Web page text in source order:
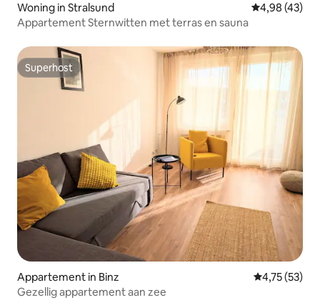
Woning in Stralsund Gemiddelde
4,98 (43)
Appartement Sternwitten met terras en sauna
Superhost
Superhost
Appartement in Binz Gemiddelde
4,75 (53)
Gezellig appartement aan zee